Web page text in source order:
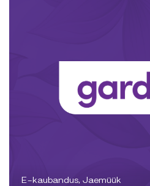
E-kaubandus, Jaemüük